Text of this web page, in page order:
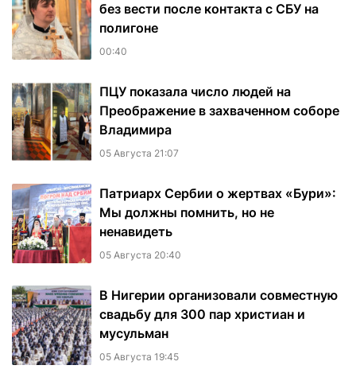
без вести после контакта с СБУ на
полигоне
00:40
ПЦУ показала число людей на
Преображение в захваченном соборе
Владимира
05 Августа 21:07
Патриарх Сербии о жертвах «Бури»:
Мы должны помнить, но не
ненавидеть
05 Августа 20:40
В Нигерии организовали совместную
свадьбу для 300 пар христиан и
мусульман
05 Августа 19:45